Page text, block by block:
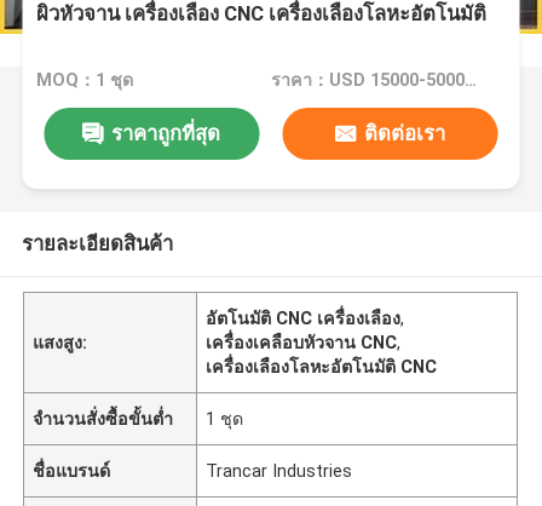
ผิวหัวจาน เครื่องเลือง CNC เครื่องเลืองโลหะอัตโนมัติ
MOQ：1 ชุด ราคา：USD 15000-50000 Dollar per set
ราคาถูกที่สุด ติดต่อเรา
รายละเอียดสินค้า
แสงสูง:
อัตโนมัติ CNC เครื่องเลือง,
เครื่องเคลือบหัวจาน CNC,
เครื่องเลืองโลหะอัตโนมัติ CNC
จำนวนสั่งซื้อขั้นต่ำ 1 ชุด
ชื่อแบรนด์ Trancar Industries